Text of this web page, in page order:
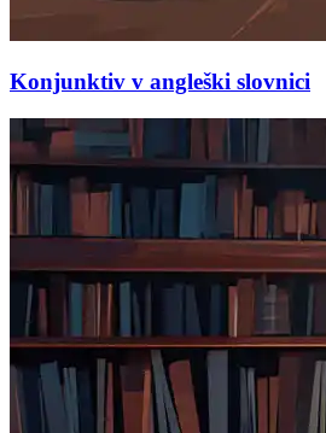
Konjunktiv v angleški slovnici